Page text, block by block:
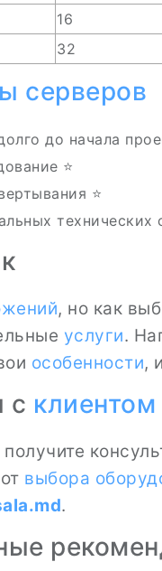
16
32
серверов
до начала
⭐
⭐
технических
, но как
услуги.
особенности,
с клиентом
выбора
.